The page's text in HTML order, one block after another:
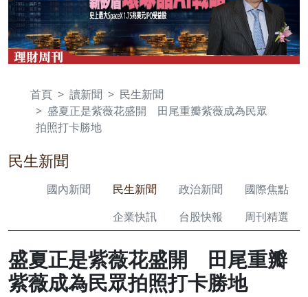
首頁 讀新聞
民生新聞
盛夏正是紫薇花盛開 田尾重瓣紫薇成為民眾
拍照打卡勝地
民生新聞
國內新聞 民生新聞 政治新聞
國際焦點
企業快訊
台股快報 周刊精選
盛夏正是紫薇花盛開 田尾重瓣
紫薇成為民眾拍照打卡勝地